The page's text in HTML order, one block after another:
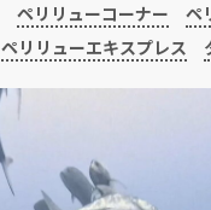
ペリリューコーナー
ペ
ペリリューエキスプレス